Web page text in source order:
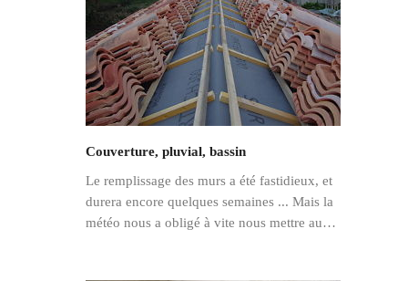
Couverture, pluvial, bassin
Le remplissage des murs a été fastidieux, et
durera encore quelques semaines ... Mais la
météo nous a obligé à vite nous mettre au…